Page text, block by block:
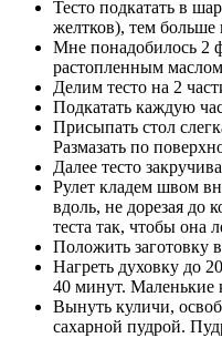
Тесто подкатать в
желтков), тем больше
Мне понадобилось 2
растопленным
Делим тесто на 2
Подкатать каждую
Присыпать стол
Размазать по
Далее тесто
Рулет кладем швом
вдоль, не дорезая до
теста так, чтобы она
Положить заготовку
Нагреть духовку до
40 минут. Маленькие
Вынуть куличи,
сахарной пудрой.